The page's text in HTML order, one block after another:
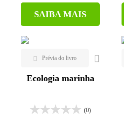
SAIBA MAIS
Ecologia marinha
(0)